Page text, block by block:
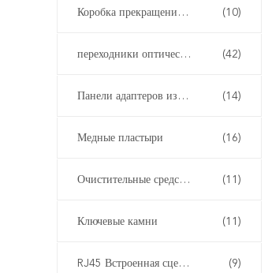
Коробка прекращения оптического волокна (10)
переходники оптического волокна (42)
Панели адаптеров из оптических волокон (14)
Медные пластыри (16)
Очистительные средства из волокна (11)
Ключевые камни (11)
RJ45 Встроенная сцепка (9)